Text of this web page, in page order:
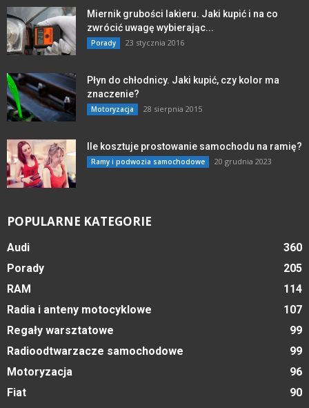
Miernik grubości lakieru. Jaki kupić i na co
zwrócić uwagę wybierając...
Porady 23 stycznia 2016
Płyn do chłodnicy. Jaki kupić, czy kolor ma
znaczenie?
Motoryzacja 28 sierpnia 2015
Ile kosztuje prostowanie samochodu na ramię?
Ramy i podwozia samochodowe 20 grudnia 2023
POPULARNE KATEGORIE
Audi
360
Porady
205
RAM
114
Radia i anteny motocyklowe
107
Regały warsztatowe
99
Radioodtwarzacze samochodowe
99
Motoryzacja
96
Fiat
90